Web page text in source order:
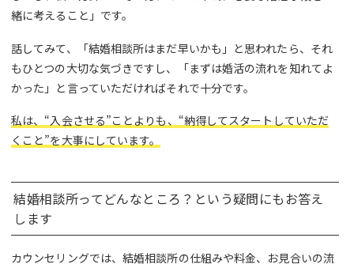
緒に考えること」です。
話してみて、「結婚相談所はまだ早いかも」と思われたら、それ
もひとつの大切な気づきですし、「まずは婚活の流れを知れてよ
かった」と言っていただければそれで十分です。
私は、“入会させる”ことよりも、“納得してスタートしていただ
くこと”を大事にしています。
結婚相談所ってどんなところ？という疑問にもお答え
します
カウンセリングでは、結婚相談所の仕組みや料金、お見合いの流